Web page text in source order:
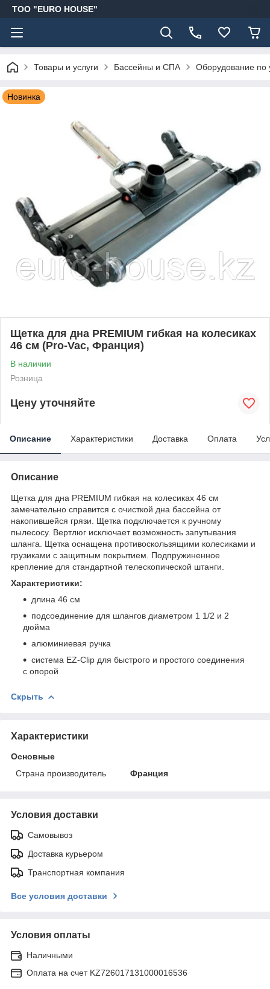
ТОО "EURO HOUSE"
Товары и услуги Бассейны и СПА Оборудование по
Новинка
Щетка для дна PREMIUM гибкая на колесиках
46 см (Pro-Vac, Франция)
В наличии
Розница
Цену уточняйте
Описание Характеристики Доставка Оплата
Описание
Щетка для дна PREMIUM гибкая на колесиках 46 см
замечательно справится с очисткой дна бассейна от
накопившейся грязи. Щетка подключается к ручному
пылесосу. Вертлюг исключает возможность запутывания
шланга. Щетка оснащена противоскользящими колесиками и
грузиками с защитным покрытием. Подпружиненное
крепление для стандартной телескопической штанги.
Характеристики:
длина 46 см
подсоединение для шлангов диаметром 1 1/2 и 2
дюйма
алюминиевая ручка
система EZ-Clip для быстрого и простого соединения
с опорой
Скрыть
Характеристики
Основные
Страна производитель
Франция
Условия доставки
Самовывоз
Доставка курьером
Транспортная компания
Все условия доставки
Условия оплаты
Наличными
Оплата на счет KZ726017131000016536